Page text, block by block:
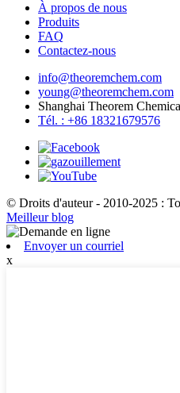
À propos de nous
Produits
FAQ
Contactez-nous
info@theoremchem.com
young@theoremchem.com
Shanghai Theorem
Tél. : +86 18321679576
© Droits d'auteur - 2010-2025 :
Meilleur blog
Envoyer un courriel
x